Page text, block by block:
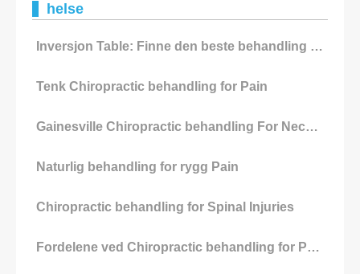
helse
Inversjon Table: Finne den beste behandling for rygg Pain
Tenk Chiropractic behandling for Pain
Gainesville Chiropractic behandling For Neck Pain
Naturlig behandling for rygg Pain
Chiropractic behandling for Spinal Injuries
Fordelene ved Chiropractic behandling for Pain